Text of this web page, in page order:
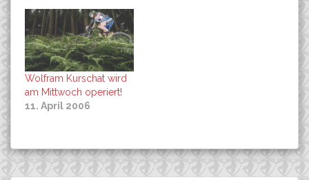
Wolfram Kurschat wird
am Mittwoch operiert!
11. April 2006